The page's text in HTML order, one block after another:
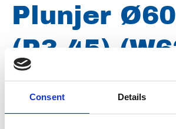
Consent Details
Plunjer
(P3-45)
01A)